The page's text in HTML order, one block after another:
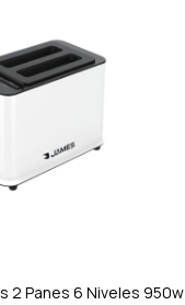
2 Panes 6 Niveles 950w